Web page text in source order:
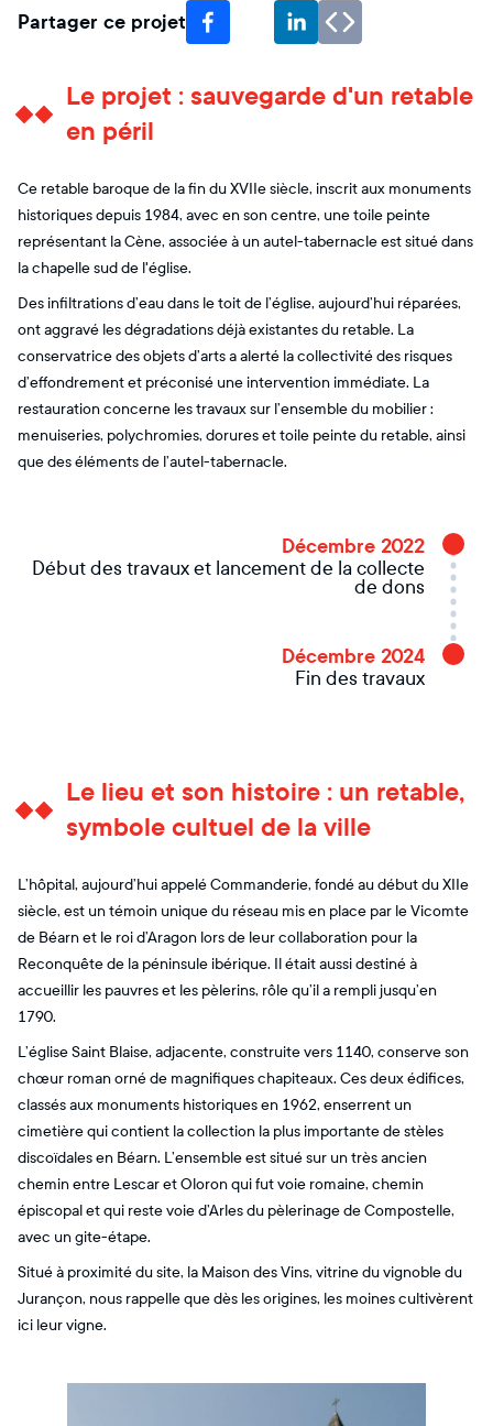
Partager ce projet
Le projet : sauvegarde d'un retable
en péril
Ce retable baroque de la fin du XVIIe siècle, inscrit aux monuments
historiques depuis 1984, avec en son centre, une toile peinte
représentant la Cène, associée à un autel-tabernacle est situé dans
la chapelle sud de l'église.
Des infiltrations d’eau dans le toit de l’église, aujourd’hui réparées,
ont aggravé les dégradations déjà existantes du retable. La
conservatrice des objets d’arts a alerté la collectivité des risques
d’effondrement et préconisé une intervention immédiate. La
restauration concerne les travaux sur l’ensemble du mobilier :
menuiseries, polychromies, dorures et toile peinte du retable, ainsi
que des éléments de l’autel-tabernacle.
Décembre 2022
Début des travaux et lancement de la collecte
de dons
Décembre 2024
Fin des travaux
Le lieu et son histoire : un retable,
symbole cultuel de la ville
L’hôpital, aujourd’hui appelé Commanderie, fondé au début du XIIe
siècle, est un témoin unique du réseau mis en place par le Vicomte
de Béarn et le roi d’Aragon lors de leur collaboration pour la
Reconquête de la péninsule ibérique. Il était aussi destiné à
accueillir les pauvres et les pèlerins, rôle qu’il a rempli jusqu’en
1790.
L’église Saint Blaise, adjacente, construite vers 1140, conserve son
chœur roman orné de magnifiques chapiteaux. Ces deux édifices,
classés aux monuments historiques en 1962, enserrent un
cimetière qui contient la collection la plus importante de stèles
discoïdales en Béarn. L’ensemble est situé sur un très ancien
chemin entre Lescar et Oloron qui fut voie romaine, chemin
épiscopal et qui reste voie d’Arles du pèlerinage de Compostelle,
avec un gite-étape.
Situé à proximité du site, la Maison des Vins, vitrine du vignoble du
Jurançon, nous rappelle que dès les origines, les moines cultivèrent
ici leur vigne.